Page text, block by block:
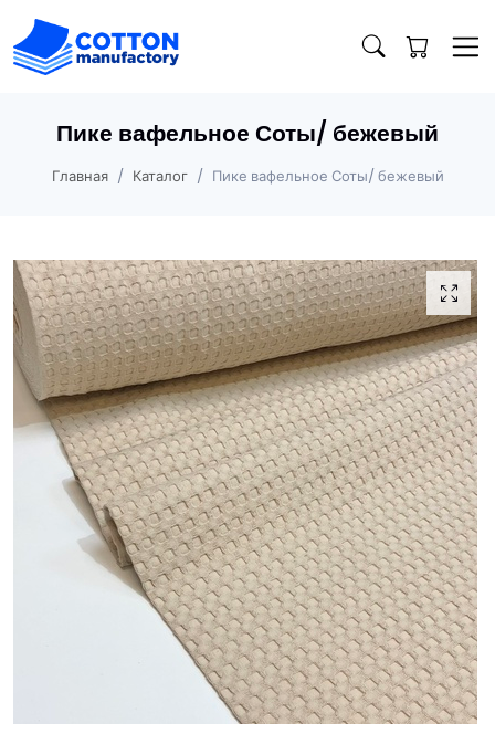
Пике вафельное Соты/ бежевый
Главная Каталог Пике вафельное Соты/ бежевый